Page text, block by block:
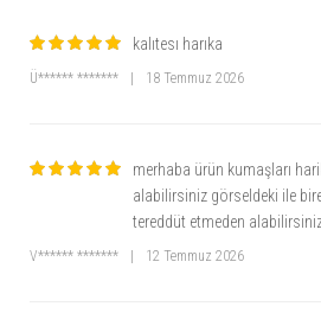
kalıtesı harıka
Ü****** ******* 18 Temmuz 2026
merhaba ürün kumaşları
alabilirsiniz görseldeki ile
tereddüt etmeden
V****** ******* 12 Temmuz 2026